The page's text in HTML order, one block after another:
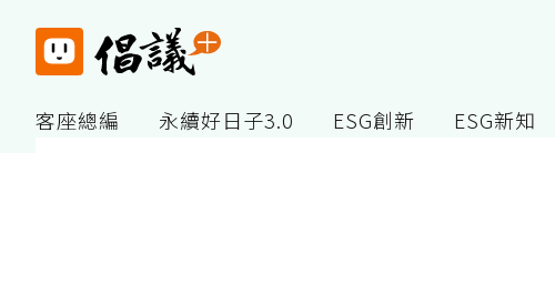
客座總編 永續好日子3.0 ESG創新 ESG新知